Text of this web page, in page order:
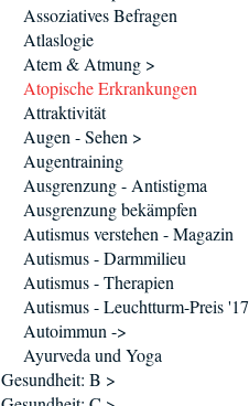
Assoziatives Befragen
Atlaslogie
Atem & Atmung >
Atopische Erkrankungen
Attraktivität
Augen - Sehen >
Augentraining
Ausgrenzung - Antistigma
Ausgrenzung bekämpfen
Autismus verstehen - Magazin
Autismus - Darmmilieu
Autismus - Therapien
Autismus - Leuchtturm-Preis '17
Autoimmun ->
Ayurveda und Yoga
Gesundheit: B >